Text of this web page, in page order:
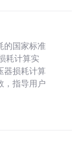
的国家标准
耗计算实
器损耗计算
，指导用户